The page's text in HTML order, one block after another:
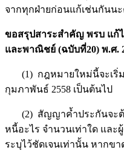
จากทุกฝ่ายก่อนแก้เช่นกันนะ
ขอสรุปสาระสำคัญ พรบ แก้
และพาณิชย์ (ฉบับที่20) พ.ศ.
(1) กฎหมายใหม่นี้จะเริ่ม
กุมภาพันธ์ 2558 เป็นต้นไป
(2) สัญญาค้ำประกันจะต้อ
หนี้อะไร จำนวนเท่าใด แล
ระบุไว้ชัดเจนเท่านั้น หากข